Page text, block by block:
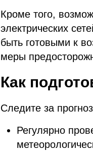
Кроме того,
электрических
быть готовыми к
меры
Как
Следите за
Регулярно